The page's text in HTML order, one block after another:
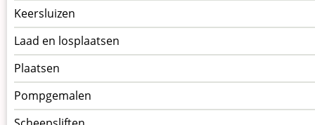
Keersluizen
Laad en losplaatsen
Plaatsen
Pompgemalen